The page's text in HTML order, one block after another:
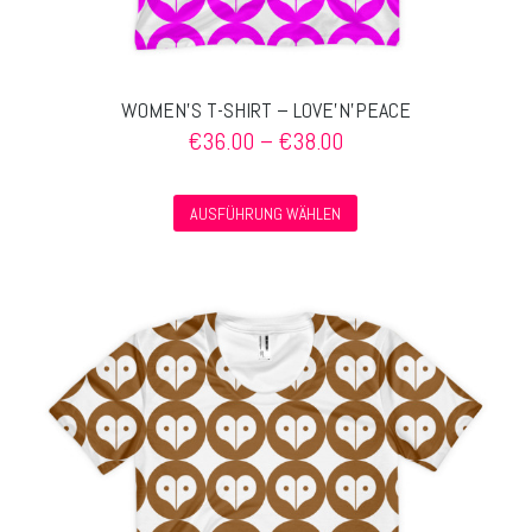
WOMEN’S T-SHIRT – LOVE’N’PEACE
€36.00 – €38.00Preisspanne:
bis
AUSFÜHRUNG WÄHLEN
Produkt
Varianten
auf.
Die
Optionen
können
auf
der